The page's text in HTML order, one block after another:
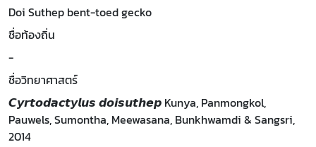
Doi Suthep bent-toed gecko
ชื่อท้องถิ่น
-
ชื่อวิทยาศาสตร์
𝘾𝙮𝙧𝙩𝙤𝙙𝙖𝙘𝙩𝙮𝙡𝙪𝙨 𝙙𝙤𝙞𝙨𝙪𝙩𝙝𝙚𝙥 Kunya, Panmongkol,
Pauwels, Sumontha, Meewasana, Bunkhwamdi & Sangsri,
2014